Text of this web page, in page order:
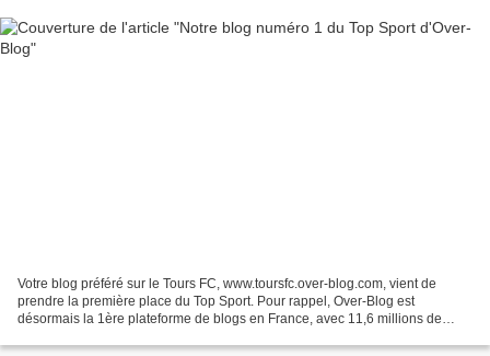
Votre blog préféré sur le Tours FC, www.toursfc.over-blog.com, vient de
prendre la première place du Top Sport. Pour rappel, Over-Blog est
désormais la 1ère plateforme de blogs en France, avec 11,6 millions de